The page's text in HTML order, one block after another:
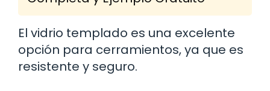
El vidrio templado es una excelente
opción para cerramientos, ya que es
resistente y seguro.